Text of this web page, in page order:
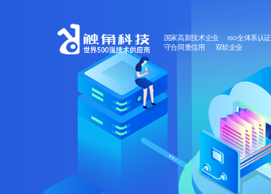
国家高新技术企业 ISO全体系认证
守合同重信用 双软企业